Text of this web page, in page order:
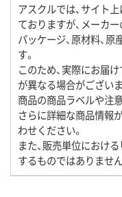
アスクルでは、サイト
ておりますが、メーカー
パッケージ、原材料、
す。
このため、実際にお届
が異なる場合がござい
商品の商品ラベルや注
さらに詳細な商品情報
わせください。
また、販売単位におけ
するものではありませ